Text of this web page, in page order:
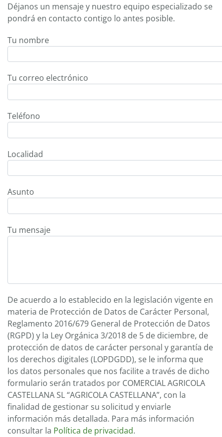
Déjanos un mensaje y nuestro equipo especializado se
pondrá en contacto contigo lo antes posible.
Tu nombre
Tu correo electrónico
Teléfono
Localidad
Asunto
Tu mensaje
De acuerdo a lo establecido en la legislación vigente en
materia de Protección de Datos de Carácter Personal,
Reglamento 2016/679 General de Protección de Datos
(RGPD) y la Ley Orgánica 3/2018 de 5 de diciembre, de
protección de datos de carácter personal y garantía de
los derechos digitales (LOPDGDD), se le informa que
los datos personales que nos facilite a través de dicho
formulario serán tratados por COMERCIAL AGRICOLA
CASTELLANA SL “AGRICOLA CASTELLANA”, con la
finalidad de gestionar su solicitud y enviarle
información más detallada. Para más información
consultar la Política de privacidad.